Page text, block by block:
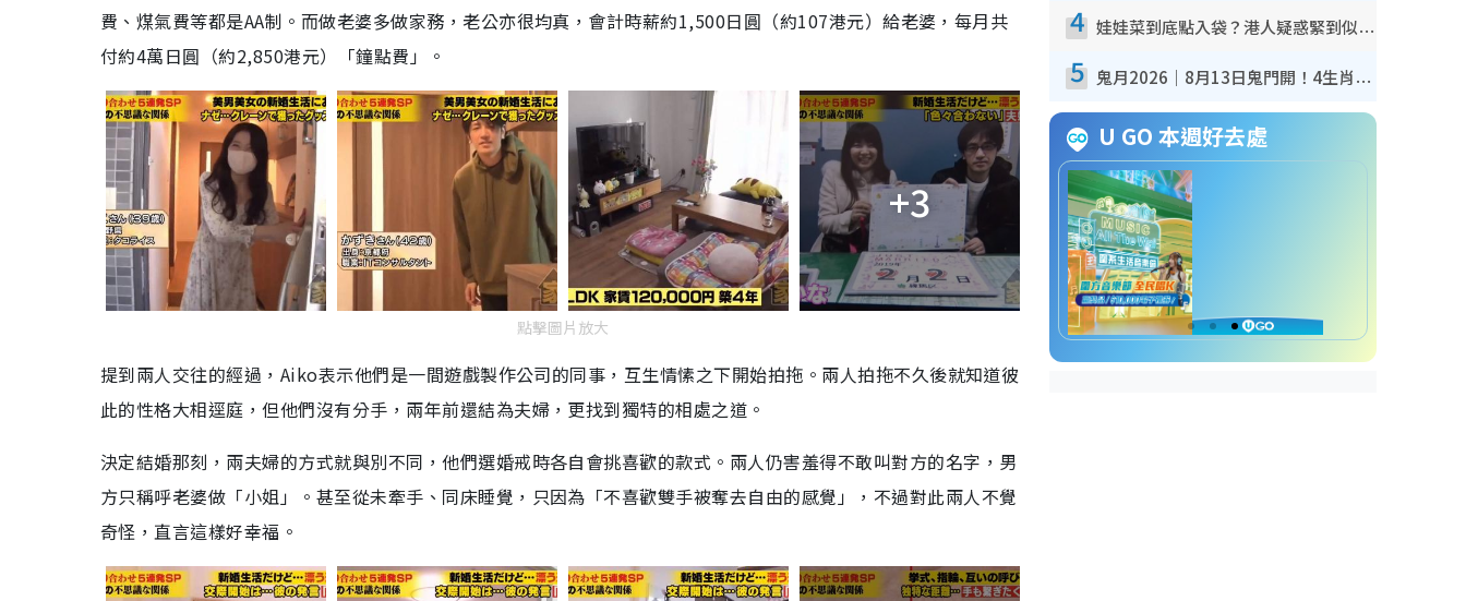
費、煤氣費等都是AA制。而做老婆多做家務，老公亦很均真，會計時薪約1,500日圓（約107港元）給老婆，每月共
付約4萬日圓（約2,850港元）「鐘點費」。
+3
點擊圖片放大
提到兩人交往的經過，Aiko表示他們是一間遊戲製作公司的同事，互生情愫之下開始拍拖。兩人拍拖不久後就知道彼
此的性格大相逕庭，但他們沒有分手，兩年前還結為夫婦，更找到獨特的相處之道。
決定結婚那刻，兩夫婦的方式就與別不同，他們選婚戒時各自會挑喜歡的款式。兩人仍害羞得不敢叫對方的名字，男
方只稱呼老婆做「小姐」。甚至從未牽手、同床睡覺，只因為「不喜歡雙手被奪去自由的感覺」，不過對此兩人不覺
奇怪，直言這樣好幸福。
4 娃娃菜到底點入袋？港人疑惑緊到似真空 揭包裝過程全靠1招：血汗錢唔易賺
5 鬼月2026｜8月13日鬼門開！4生肖迎財運大爆發！專家：屬Ｏ好手氣 宜買六合彩
U GO 本週好去處